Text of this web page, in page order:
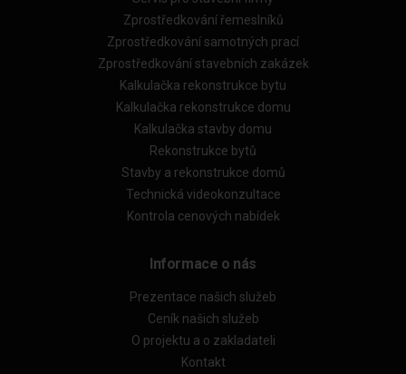
Zprostředkování řemeslníků
Zprostředkování samotných prací
Zprostředkování stavebních zakázek
Kalkulačka rekonstrukce bytu
Kalkulačka rekonstrukce domu
Kalkulačka stavby domu
Rekonstrukce bytů
Stavby a rekonstrukce domů
Technická videokonzultace
Kontrola cenových nabídek
Informace o nás
Prezentace našich služeb
Ceník našich služeb
O projektu a o zakladateli
Kontakt